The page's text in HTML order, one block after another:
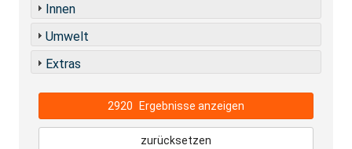
Innen
Umwelt
Extras
2920 Ergebnisse anzeigen
zurücksetzen